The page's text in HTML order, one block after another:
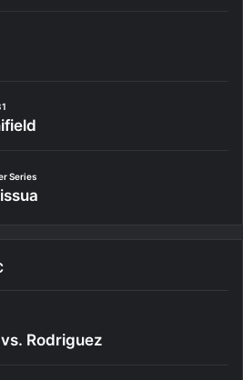
Series
Rodriguez